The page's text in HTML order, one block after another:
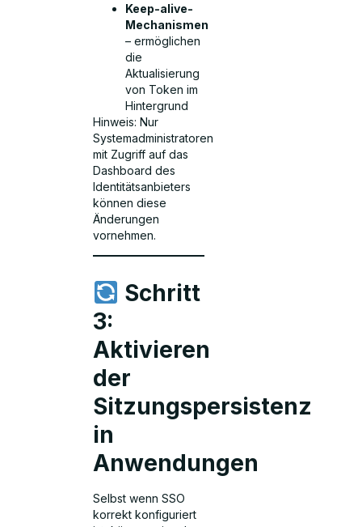
Keep-alive-
Mechanismen
– ermöglichen
die
Aktualisierung
von Token im
Hintergrund
Hinweis: Nur
Systemadministratoren
mit Zugriff auf das
Dashboard des
Identitätsanbieters
können diese
Änderungen
vornehmen.
Schritt
3:
Aktivieren
der
Sitzungspersistenz
in
Anwendungen
Selbst wenn SSO
korrekt konfiguriert